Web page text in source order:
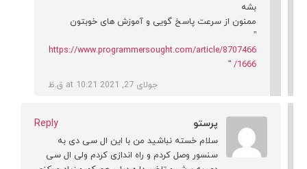
بشه
ممنون از سرعت پاسخ گویی و آموزش های خوبتون
”
https://www.programmersought.com/article/8707466
1666/
“
جولای 27, 2021 at 10:21 ق.ظ
پرستو Reply
سلام خسته نباشید من با این ال سی دی به
سنسور وصل کردم و راه اندازی کردم ولی ال سی